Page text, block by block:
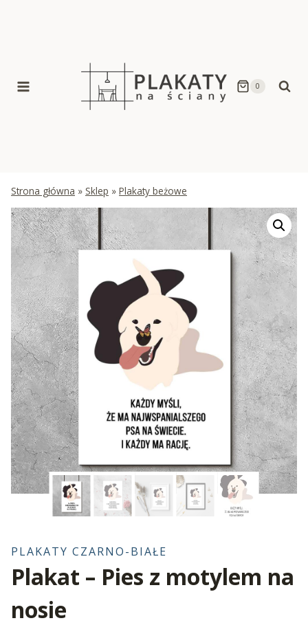
0
Strona główna » Sklep » Plakaty beżowe
PLAKATY CZARNO-BIAŁE
Plakat – Pies z motylem na
nosie